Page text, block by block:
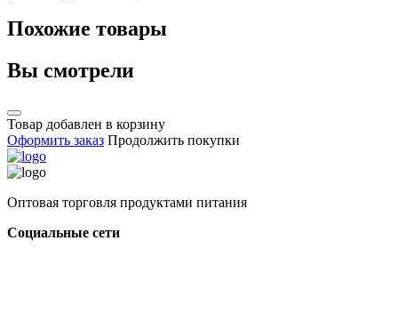
Похожие товары
Вы смотрели
Товар добавлен в корзину
Оформить заказ Продолжить покупки
Оптовая торговля продуктами питания
Социальные сети